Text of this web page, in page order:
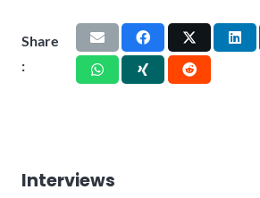
Share
:
Interviews